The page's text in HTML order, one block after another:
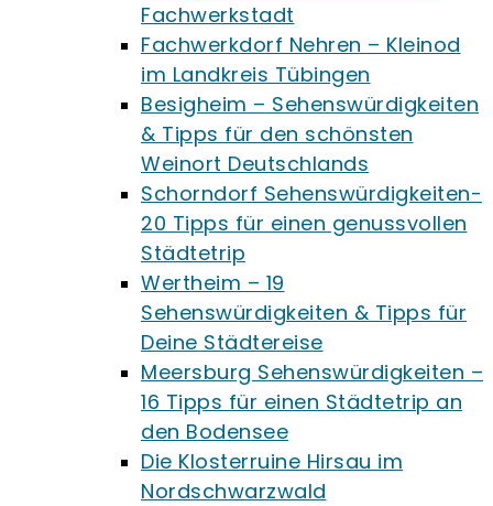
Fachwerkstadt
Fachwerkdorf Nehren – Kleinod
im Landkreis Tübingen
Besigheim – Sehenswürdigkeiten
& Tipps für den schönsten
Weinort Deutschlands
Schorndorf Sehenswürdigkeiten-
20 Tipps für einen genussvollen
Städtetrip
Wertheim – 19
Sehenswürdigkeiten & Tipps für
Deine Städtereise
Meersburg Sehenswürdigkeiten –
16 Tipps für einen Städtetrip an
den Bodensee
Die Klosterruine Hirsau im
Nordschwarzwald